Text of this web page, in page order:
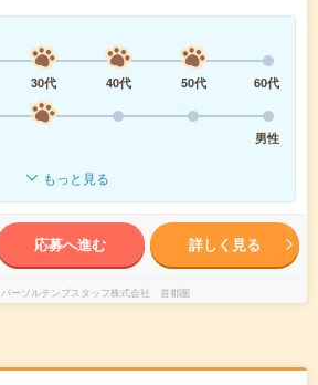
30代 40代 50代
60代
男性
もっと見る
応募へ進む 詳しく見る
パーソルテンプスタッフ株式会社 首都圏